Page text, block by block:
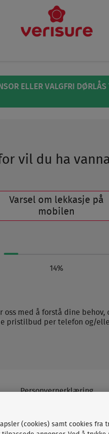
ELLER VALGFRI
vil du ha
Varsel om lekkasje på
mobilen
14%
med å forstå dine
pristilbud per telefon og/
Personvernerklæring
(cookies) samt cookies fra